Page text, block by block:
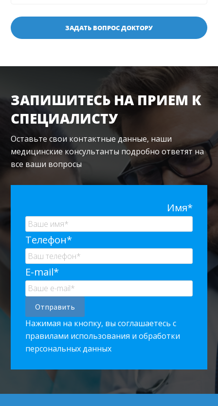
ЗАДАТЬ ВОПРОС ДОКТОРУ
ЗАПИШИТЕСЬ НА ПРИЕМ К
СПЕЦИАЛИСТУ
Оставьте свои контактные данные, наши
медицинские консультанты подробно ответят на
все ваши вопросы
Имя*
Телефон*
E-mail*
Нажимая на кнопку, вы соглашаетесь с
правилами использования и обработки
персональных данных